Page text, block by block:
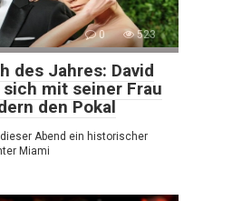
0 523
des Jahres: David
mit seiner Frau
den Pokal
Abend ein historischer
Miami